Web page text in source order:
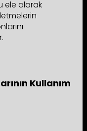
ele alarak
Kullanım